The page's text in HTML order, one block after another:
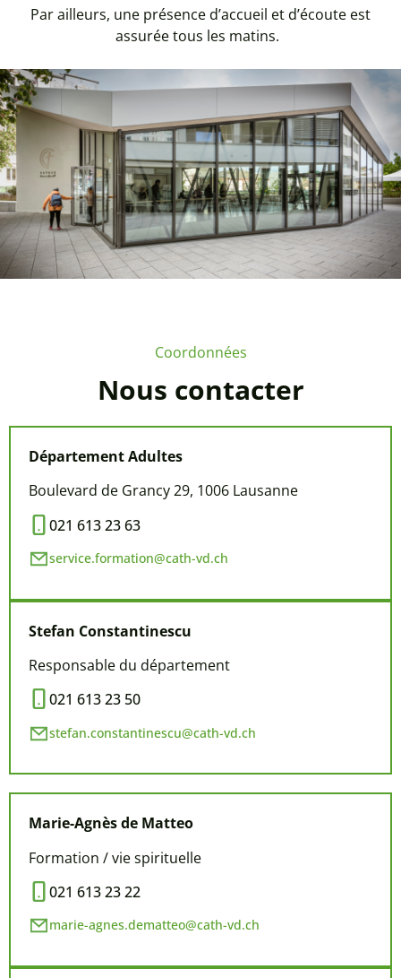
Par ailleurs, une présence d’accueil et d’écoute est
assurée tous les matins.
Coordonnées
Nous contacter
Département Adultes
Boulevard de Grancy 29, 1006 Lausanne
021 613 23 63
service.formation@cath-vd.ch
Stefan Constantinescu
Responsable du département
021 613 23 50
stefan.constantinescu@cath-vd.ch
Marie-Agnès de Matteo
Formation / vie spirituelle
021 613 23 22
marie-agnes.dematteo@cath-vd.ch